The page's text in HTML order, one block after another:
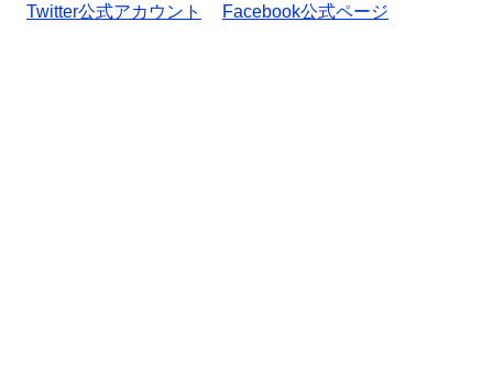
Twitter公式アカウント
Facebook公式ページ